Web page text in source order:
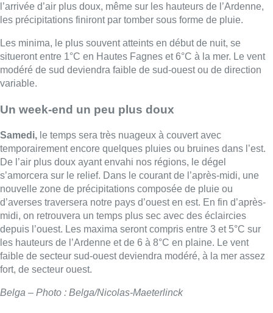
l’arrivée d’air plus doux, même sur les hauteurs de l’Ardenne,
les précipitations finiront par tomber sous forme de pluie.
Les minima, le plus souvent atteints en début de nuit, se
situeront entre ­1°C en Hautes­ Fagnes et 6°C à la mer. Le vent
modéré de sud deviendra faible de sud­-ouest ou de direction
variable.
Un week-end un peu plus doux
Samedi, le temps sera très nuageux à couvert avec
temporairement encore quelques pluies ou bruines dans l’est.
De l’air plus doux ayant envahi nos régions, le dégel
s’amorcera sur le relief. Dans le courant de l’après­-midi, une
nouvelle zone de précipitations composée de pluie ou
d’averses traversera notre pays d’ouest en est. En fin d’après­-
midi, on retrouvera un temps plus sec avec des éclaircies
depuis l’ouest. Les maxima seront compris entre 3 et 5°C sur
les hauteurs de l’Ardenne et de 6 à 8°C en plaine. Le vent
faible de secteur sud­-ouest deviendra modéré, à la mer assez
fort, de secteur ouest.
Belga – Photo : Belga/Nicolas-Maeterlinck